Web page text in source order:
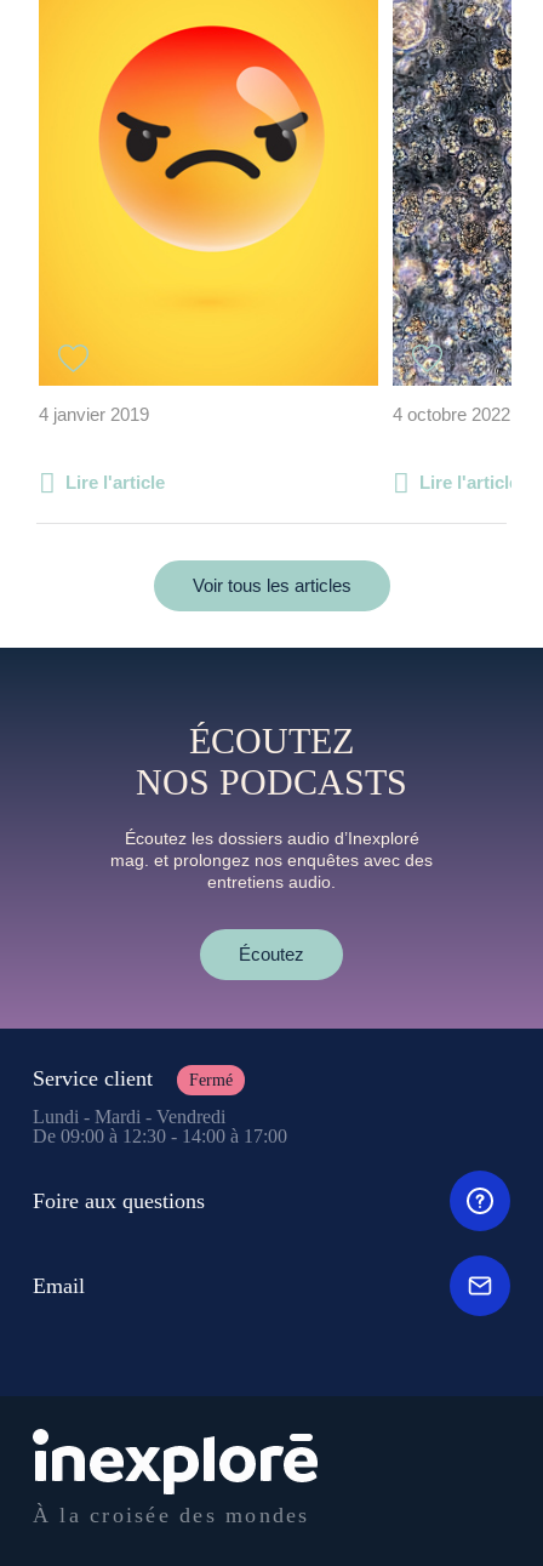
4 janvier 2019
Lire l'article
4 octobre 2022
Lire l'article
Voir tous les articles
ÉCOUTEZ
NOS PODCASTS
Écoutez les dossiers audio d’Inexploré
mag. et prolongez nos enquêtes avec des
entretiens audio.
Écoutez
À la croisée des mondes
Service client Fermé
Lundi - Mardi - Vendredi
De 09:00 à 12:30 - 14:00 à 17:00
Foire aux questions
Email